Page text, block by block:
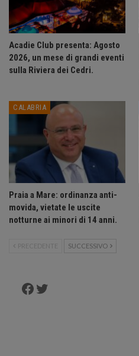
Acadie Club presenta: Agosto
2026, un mese di grandi eventi
sulla Riviera dei Cedri.
CALABRIA
Praia a Mare: ordinanza anti-
movida, vietate le uscite
notturne ai minori di 14 anni.
PRECEDENTE SUCCESSIVO
Facebook
Twitter